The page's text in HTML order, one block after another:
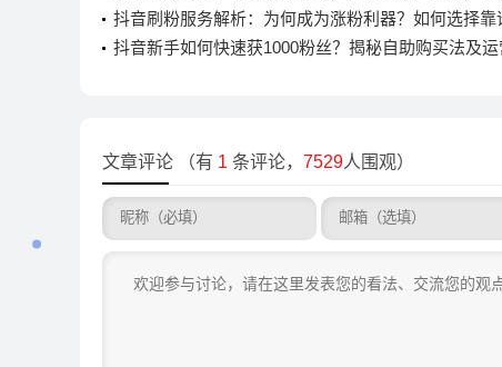
话题
抖音刷粉服务解析：为何成为涨粉利器？如何选择靠
抖音新手如何快速获1000粉丝？揭秘自助购买法及
文章评论 （有 1 条评论， 7529人围观）